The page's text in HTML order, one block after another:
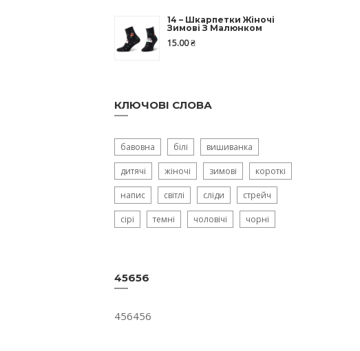
14 – Шкарпетки Жіночі
Зимові З Малюнком
15.00₴
КЛЮЧОВІ СЛОВА
бавовна білі вишиванка
дитячі жіночі зимові короткі
напис світлі сліди стрейч
сірі темні чоловічі чорні
45656
456456